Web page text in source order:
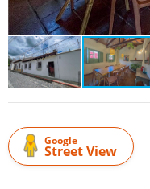
Google
Street View